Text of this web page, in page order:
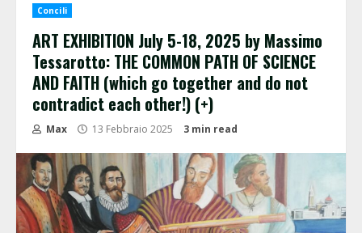
Concili
ART EXHIBITION July 5-18, 2025 by Massimo
Tessarotto: THE COMMON PATH OF SCIENCE
AND FAITH (which go together and do not
contradict each other!) (+)
Max 13 Febbraio 2025 3 min read